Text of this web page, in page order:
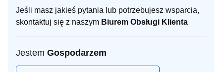
Jeśli masz jakieś pytania lub potrzebujesz wsparcia,
skontaktuj się z naszym Biurem Obsługi Klienta
Jestem Gospodarzem